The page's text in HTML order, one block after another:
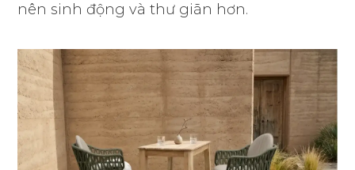
nên sinh động và thư giãn hơn.